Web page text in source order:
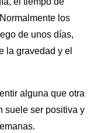
los
de unos días,
la gravedad y el
alguna que otra
suele ser positiva y